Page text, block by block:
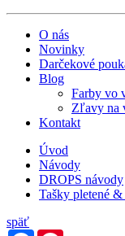
O nás
Novinky
Darčekové
Blog
Farby vo
Zľavy na
Kontakt
Úvod
Návody
DROPS návody
Tašky pletené
späť